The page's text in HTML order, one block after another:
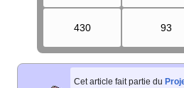
430 93
Cet article fait partie du